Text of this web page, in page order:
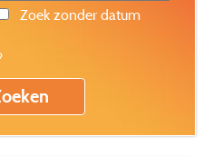
Zoek zonder datum